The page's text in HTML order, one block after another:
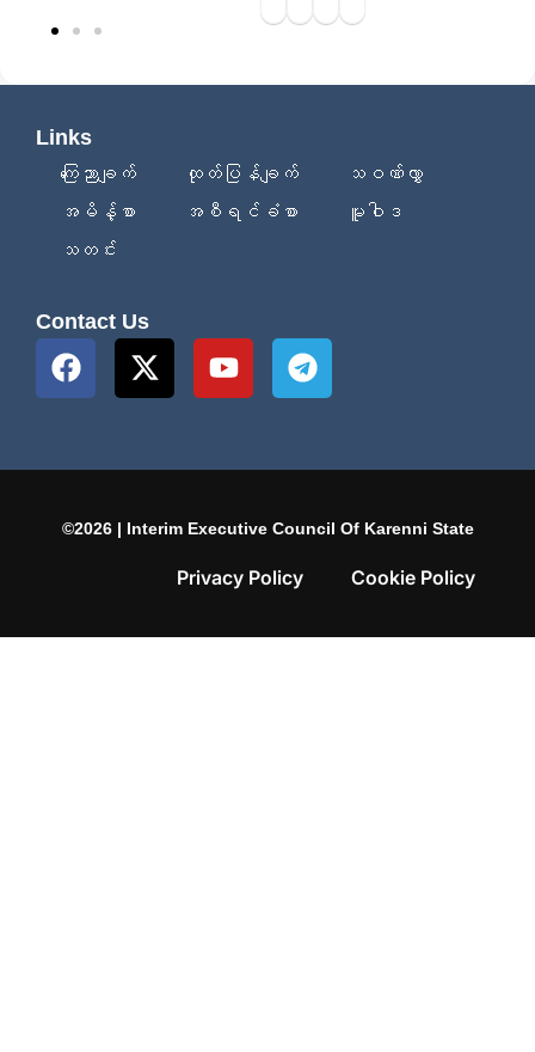
Links
ကြေညာချက်
ထုတ်ပြန်ချက်
သဝဏ်လွှာ
အမိန့်စာ
အစီရင်ခံစာ
မူဝါဒ
သတင်း
Contact Us
©2026 | Interim Executive Council Of Karenni State
Privacy Policy Cookie Policy